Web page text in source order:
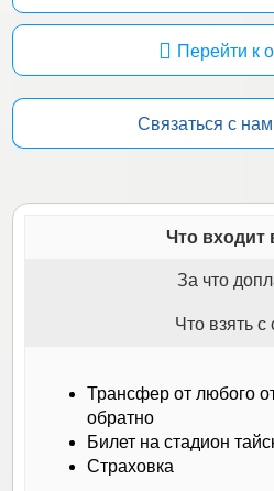
Перейти к
Связаться с
Что входит
Трансфер от любого
обратно
Билет на стадион
Страховка
За что
Что взять с